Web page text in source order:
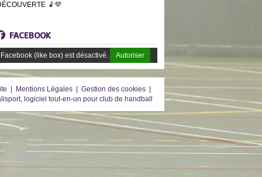
🤾💜
FACEBOOK
Facebook (like box) est désactivé. Autoriser
Mentions Légales Gestion des cookies
logiciel tout-en-un pour club de handball